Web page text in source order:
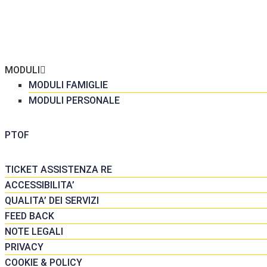
MODULI
MODULI FAMIGLIE
MODULI PERSONALE
PTOF
TICKET ASSISTENZA RE
ACCESSIBILITA’
QUALITA’ DEI SERVIZI
FEED BACK
NOTE LEGALI
PRIVACY
COOKIE & POLICY